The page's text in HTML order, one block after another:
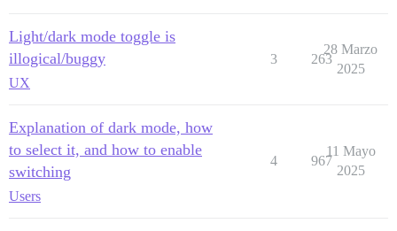
Light/dark mode toggle is
illogical/buggy
UX
3 263
28 Marzo
2025
Explanation of dark mode, how
to select it, and how to enable
switching
Users
4 967
11 Mayo
2025